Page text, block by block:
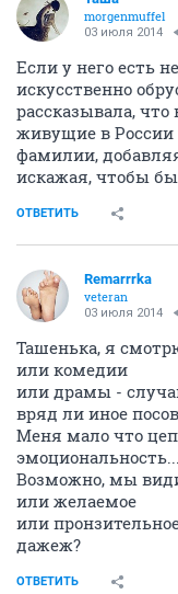
morgenmuffel
03 июля 2014
Если у него есть
искусственно
рассказывала,
живущие в
фамилии,
ОТВЕТИТЬ
veteran
03 июля 2014
Ташенька, я
или комедии
или драмы -
вряд ли иное
Меня мало что
эмоциональность....
Возможно, мы
или желаемое
или пронзительное